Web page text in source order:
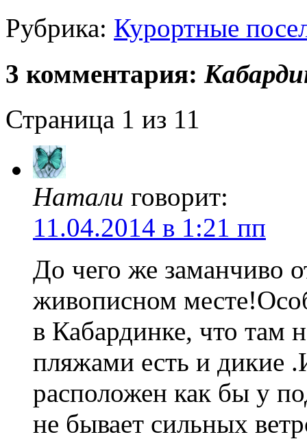
Рубрика: Курортные
3 комментария:
Страница 1 из 11
Натали говорит:
11.04.2014 в 1:21 пп
До чего же заманчиво
живописном
в Кабардинке, что там
пляжами есть и дикие
расположен как бы у
не бывает сильных